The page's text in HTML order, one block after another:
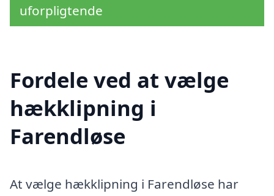
uforpligtende
Fordele ved at vælge
hækklipning i
Farendløse
At vælge hækklipning i Farendløse har